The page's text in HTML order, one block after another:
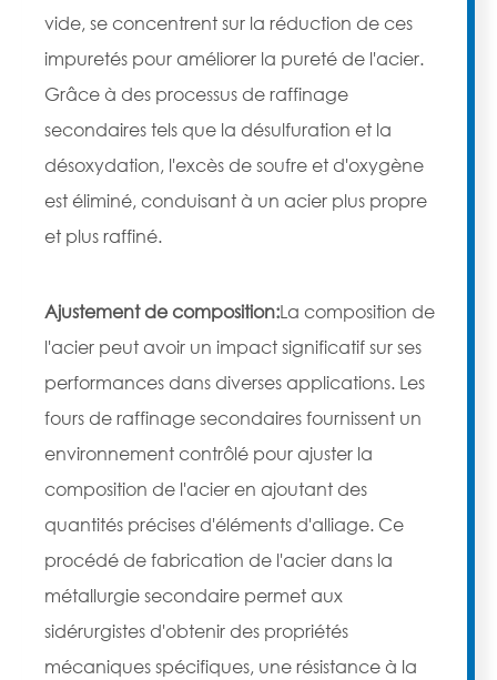
vide, se concentrent sur la réduction de ces
impuretés pour améliorer la pureté de l'acier.
Grâce à des processus de raffinage
secondaires tels que la désulfuration et la
désoxydation, l'excès de soufre et d'oxygène
est éliminé, conduisant à un acier plus propre
et plus raffiné.
Ajustement de composition:La composition de
l'acier peut avoir un impact significatif sur ses
performances dans diverses applications. Les
fours de raffinage secondaires fournissent un
environnement contrôlé pour ajuster la
composition de l'acier en ajoutant des
quantités précises d'éléments d'alliage. Ce
procédé de fabrication de l'acier dans la
métallurgie secondaire permet aux
sidérurgistes d'obtenir des propriétés
mécaniques spécifiques, une résistance à la